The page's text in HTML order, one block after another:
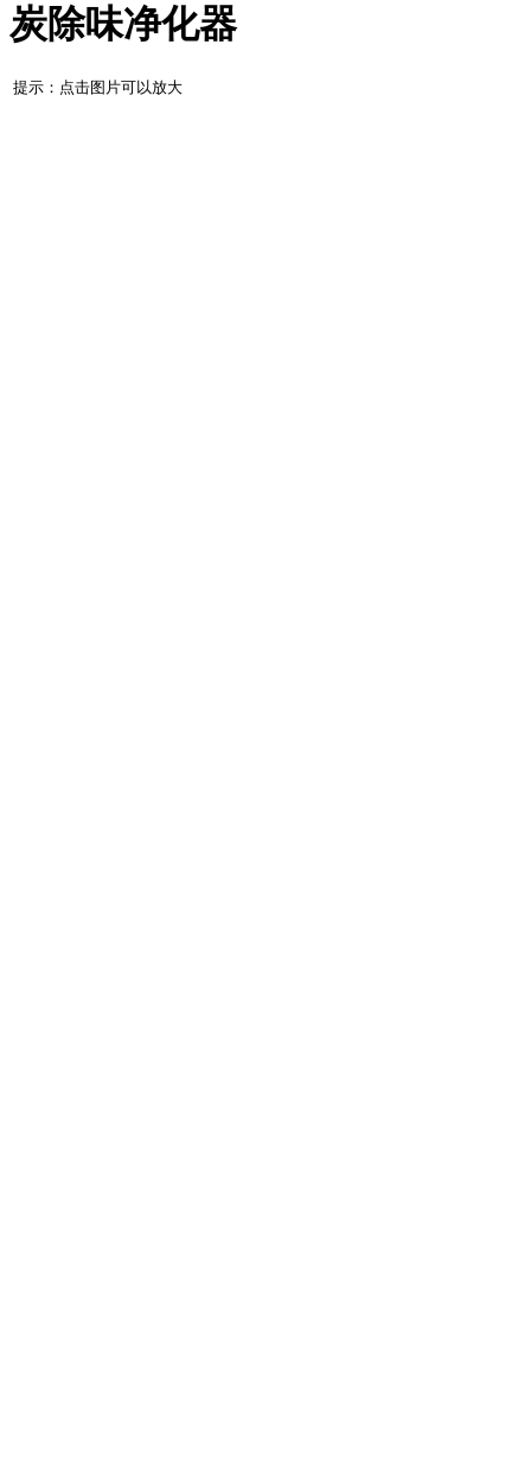
炭除味净化器
提示：点击图片可以放大